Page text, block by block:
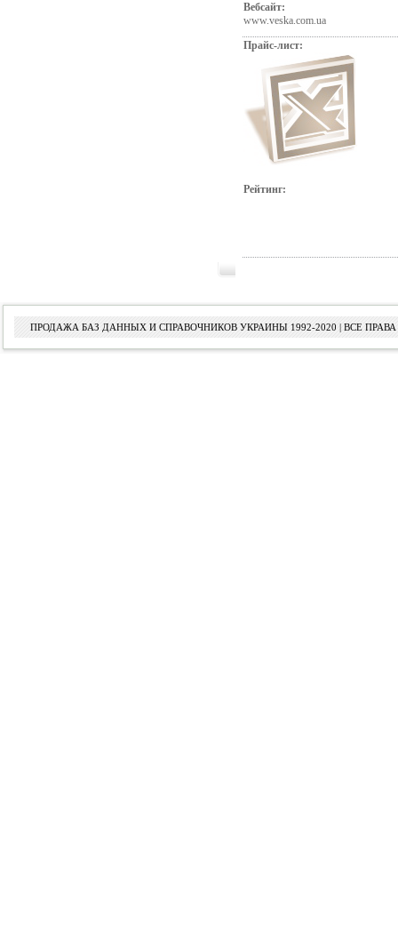
Вебсайт:
www.veska.com.ua
Прайс-лист:
Рейтинг:
ПРОДАЖА БАЗ ДАННЫХ И СПРАВОЧНИКОВ УКРАИНЫ 1992-2020 | ВСЕ